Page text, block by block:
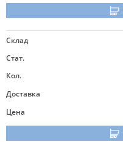
Склад
Стат.
Кол.
Доставка
Цена